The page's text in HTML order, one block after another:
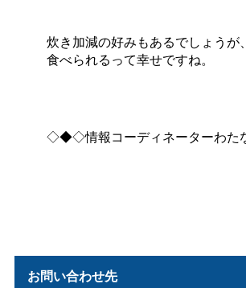
炊き加減の好みもあるでしょうが
食べられるって幸せですね。
◇◆◇情報コーディネーターわ
お問い合わせ先